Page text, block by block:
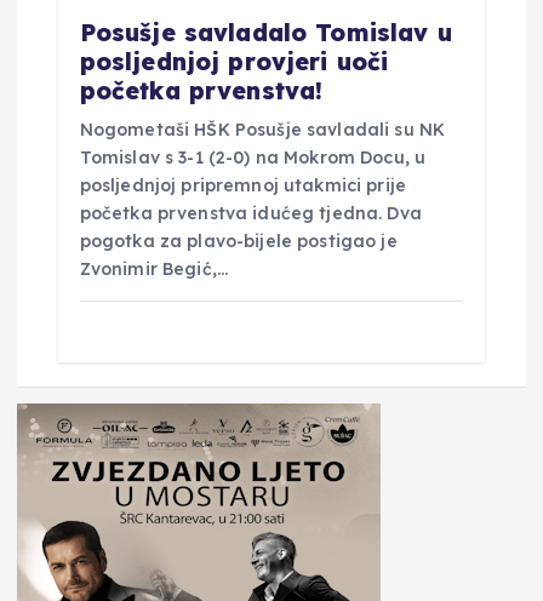
Posušje savladalo Tomislav u
posljednjoj provjeri uoči
početka prvenstva!
Nogometaši HŠK Posušje savladali su NK
Tomislav s 3-1 (2-0) na Mokrom Docu, u
posljednjoj pripremnoj utakmici prije
početka prvenstva idućeg tjedna. Dva
pogotka za plavo-bijele postigao je
Zvonimir Begić,…